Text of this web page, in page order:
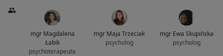
mgr Magdalena
Łabik
psychoterapeuta
mgr Maja Trzeciak
psycholog
mgr Ewa Skupińska
psycholog